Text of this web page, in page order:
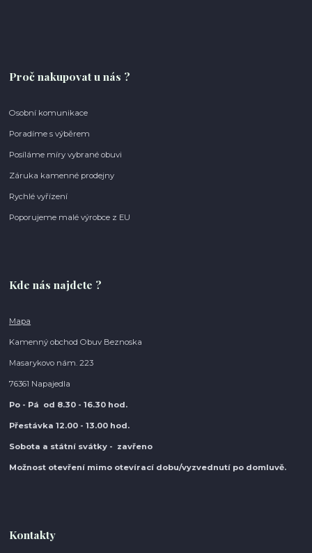
Proč nakupovat u nás ?
Osobní komunikace
Poradíme s výběrem
Posíláme míry vybrané obuvi
Záruka kamenné prodejny
Rychlé vyřízení
Poporujeme malé výrobce z EU
Kde nás najdete ?
Mapa
Kamenný obchod Obuv Beznoska
Masarykovo nám. 223
76361 Napajedla
Po - Pá od 8.30 - 16.30 hod.
Přestávka 12.00 - 13.00 hod.
Sobota a státní svátky - zavřeno
Možnost otevření mimo otevírací dobu/vyzvednutí po domluvě.
Kontakty